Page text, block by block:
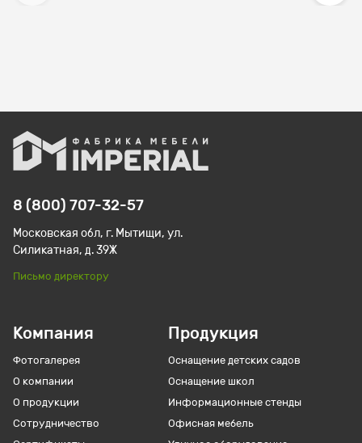
Компания
Фотогалерея
О компании
О продукции
Сотрудничество
Продукция
Оснащение детских садов
Оснащение школ
Информационные стенды
Офисная мебель
8 (800) 707-32-57
Московская обл, г. Мытищи, ул.
Силикатная, д. 39Ж
Письмо директору